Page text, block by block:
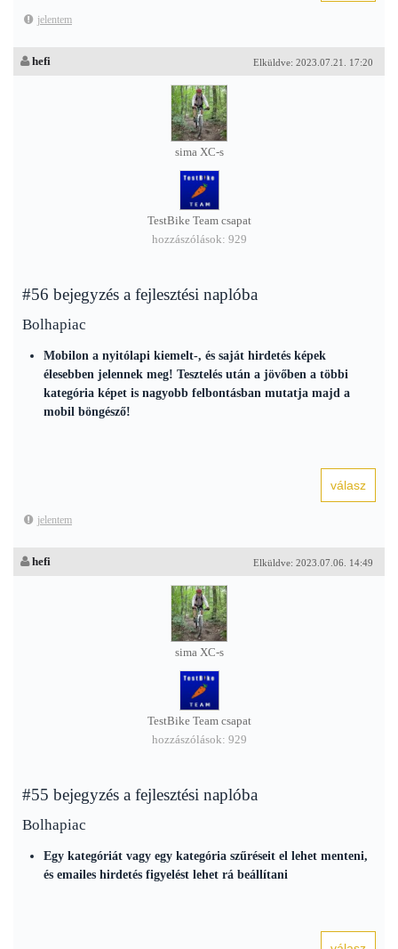
jelentem
Elküldve: 2023.07.21. 17:20
hefi
sima XC-s
TestBike Team csapat
hozzászólások: 929
#56 bejegyzés a fejlesztési naplóba
Bolhapiac
Mobilon a nyitólapi kiemelt-, és saját hirdetés képek
élesebben jelennek meg! Tesztelés után a jövőben a többi
kategória képet is nagyobb felbontásban mutatja majd a
mobil böngésző!
jelentem
Elküldve: 2023.07.06. 14:49
hefi
sima XC-s
TestBike Team csapat
hozzászólások: 929
#55 bejegyzés a fejlesztési naplóba
Bolhapiac
Egy kategóriát vagy egy kategória szűréseit el lehet menteni,
és emailes hirdetés figyelést lehet rá beállítani